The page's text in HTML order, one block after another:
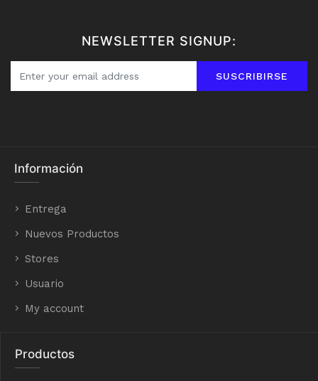
NEWSLETTER SIGNUP:
SUSCRIBIRSE
Información
Entrega
Nuevos Productos
Stores
Usuario
My account
Productos